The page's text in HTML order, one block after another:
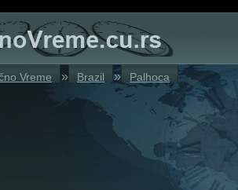
Vreme » Brazil » Palhoca